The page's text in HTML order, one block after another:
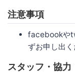
注意事項
facebookや
ずお申し出
スタッフ・協力